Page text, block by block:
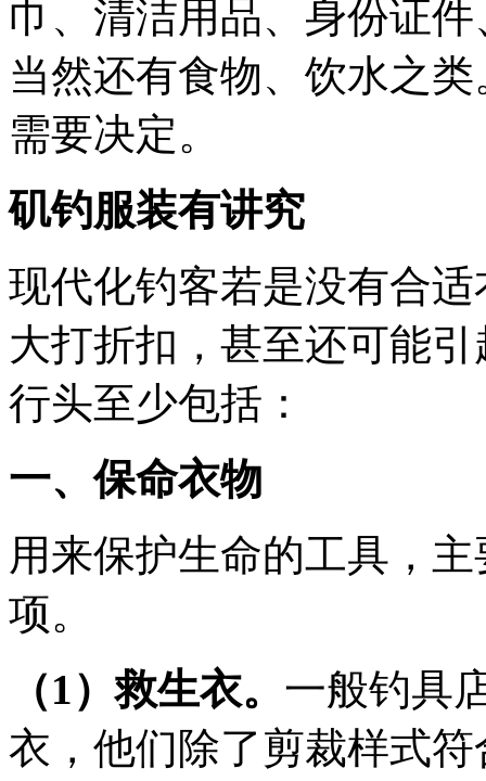
巾、清洁用品、身份证
当然还有食物、饮水之
需要决定。
矶钓服装有讲究
现代化钓客若是没有合
大打折扣，甚至还可能
行头至少包括：
一、保命衣物
用来保护生命的工具，
项。
（1）救生衣。 一般钓具
衣，他们除了剪裁样式